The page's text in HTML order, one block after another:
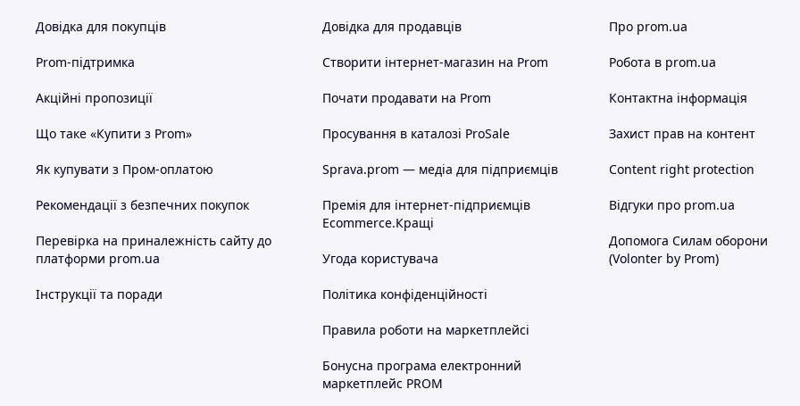
Довідка для покупців
Prom-підтримка
Акційні пропозиції
Що таке «Купити з Prom»
Як купувати з Пром-оплатою
Рекомендації з безпечних покупок
Перевірка на приналежність сайту до
платформи prom.ua
Інструкції та поради
Довідка для продавців
Створити інтернет-магазин на Prom
Почати продавати на Prom
Просування в каталозі ProSale
Sprava.prom — медіа для підприємців
Премія для інтернет-підприємців
Ecommerce.Кращі
Угода користувача
Політика конфіденційності
Правила роботи на маркетплейсі
Бонусна програма електронний
маркетплейс PROM
Про prom.ua
Робота в prom.ua
Контактна інформація
Захист прав на контент
Content right protection
Відгуки про prom.ua
Допомога Силам оборони
(Volonter by Prom)